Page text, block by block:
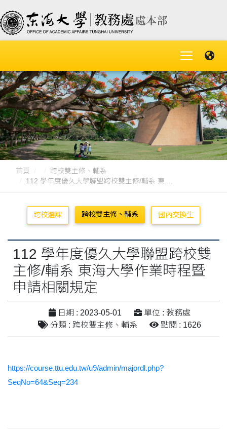
首頁
跨校雙主修、輔系
112 學年度優久大學聯盟跨校雙主修/輔系 東....
跨校選課 跨校雙主修、輔系 國內交換生
112 學年度優久大學聯盟跨校雙
主修/輔系 東海大學作業時程暨
申請相關規定
日期 : 2023-05-01
單位 : 教務處
分類 : 跨校雙主修、輔系
點閱 : 1626
https://course.ttu.edu.tw/u9/admin/majordl.php?
SeqNo=64&Seq=234